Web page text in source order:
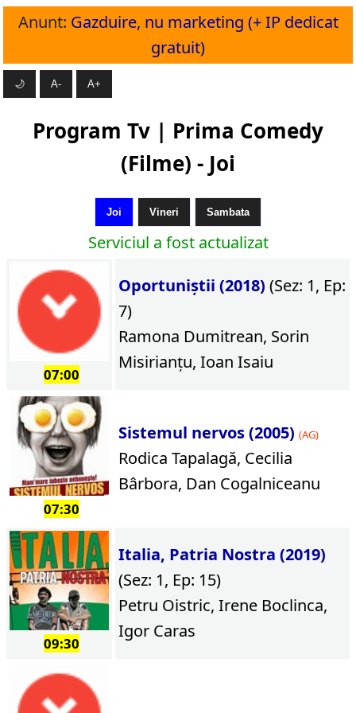
Anunt: Gazduire, nu marketing (+ IP dedicat
gratuit)
🌙 A- A+
Program Tv | Prima Comedy
(Filme) - Joi
Joi Vineri Sambata
Serviciul a fost actualizat
07:00
Oportuniștii (2018) (Sez: 1, Ep:
7)
Ramona Dumitrean, Sorin
Misirianțu, Ioan Isaiu
07:30
Sistemul nervos (2005) (AG)
Rodica Tapalagă, Cecilia
Bârbora, Dan Cogalniceanu
09:30
Italia, Patria Nostra (2019)
(Sez: 1, Ep: 15)
Petru Oistric, Irene Boclinca,
Igor Caras